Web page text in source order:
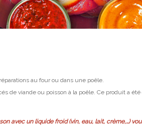
au four ou dans une poêle.
de viande ou poisson à la poêle. Ce produit a
avec un liquide froid (vin, eau, lait, crème,…)